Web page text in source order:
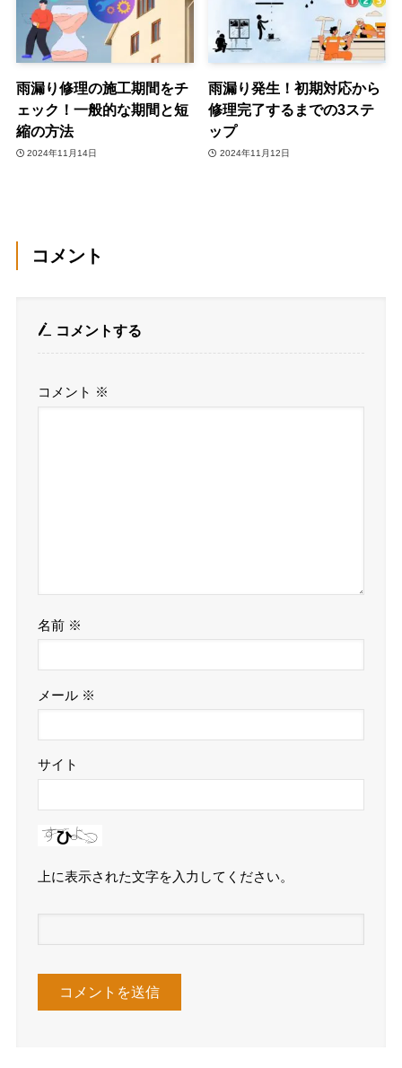
雨漏り修理の施工期間をチ
ェック！一般的な期間と短
縮の方法
2024年11月14日
雨漏り発生！初期対応から
修理完了するまでの3ステ
ップ
2024年11月12日
コメント
コメントする
コメント ※
名前 ※
メール ※
サイト
上に表示された文字を入力してください。